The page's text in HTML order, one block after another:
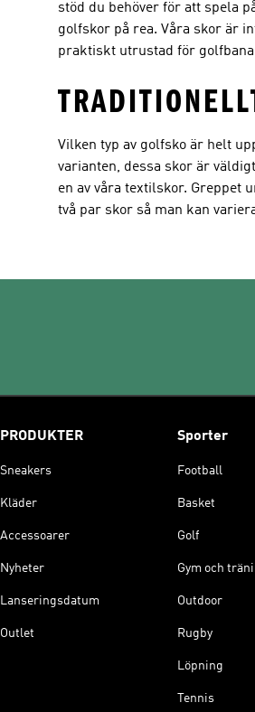
stöd du behöver för att spela
golfskor på rea. Våra skor är
praktiskt utrustad för
Vilken typ av golfsko är helt
varianten, dessa skor är
en av våra textilskor. Greppet
två par skor så man kan
PRODUKTER
Sneakers
Kläder
Accessoarer
Nyheter
Lanseringsdatum
Outlet
Sporter
Football
Basket
Golf
Gym och
Outdoor
Rugby
Löpning
Tennis